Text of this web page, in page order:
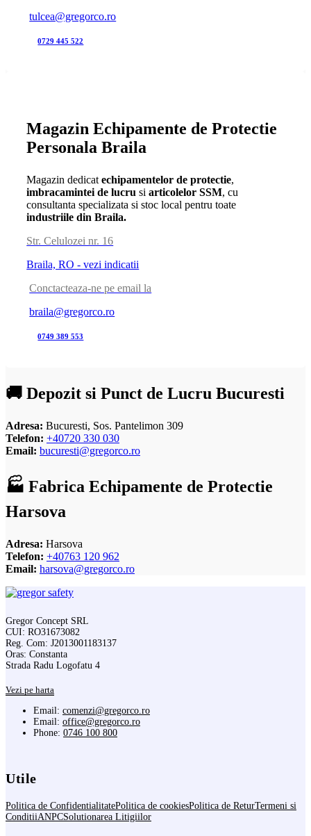
tulcea@gregorco.ro
0729 445 522
Magazin Echipamente de Protectie
Personala Braila
Magazin dedicatechipamentelor de protectie,
imbracamintei de lucru siarticolelor SSM, cu
consultanta specializata si stoc local pentru toate
industriile din Braila.
Str. Celulozei nr. 16
Braila, RO - vezi indicatii
Conctacteaza-ne pe email la
braila@gregorco.ro
0749 389 553
🚚 Depozit si Punct de Lucru Bucuresti
Adresa: Bucuresti, Sos. Pantelimon 309
Telefon: +40720 330 030
Email: bucuresti@gregorco.ro
🏭 Fabrica Echipamente de Protectie
Harsova
Adresa: Harsova
Telefon: +40763 120 962
Email: harsova@gregorco.ro
Gregor Concept SRL
CUI: RO31673082
Reg. Com: J2013001183137
Oras: Constanta
Strada Radu Logofatu 4
Vezi pe harta
Email: comenzi@gregorco.ro
Email: office@gregorco.ro
Phone: 0746 100 800
Utile
Politica de ConfidentialitatePolitica de cookiesPolitica de ReturTermeni si
ConditiiANPCSolutionarea Litigiilor